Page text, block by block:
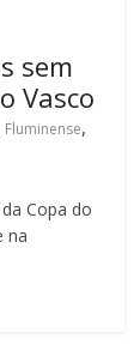
sem
Vasco
Fluminense,
Copa do
na